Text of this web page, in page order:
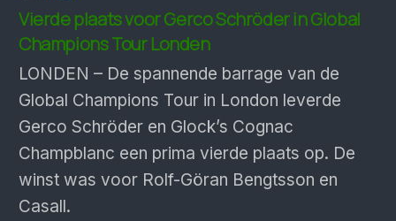
Vierde plaats voor Gerco Schröder in Global
Champions Tour Londen
LONDEN – De spannende barrage van de
Global Champions Tour in London leverde
Gerco Schröder en Glock’s Cognac
Champblanc een prima vierde plaats op. De
winst was voor Rolf-Göran Bengtsson en
Casall.